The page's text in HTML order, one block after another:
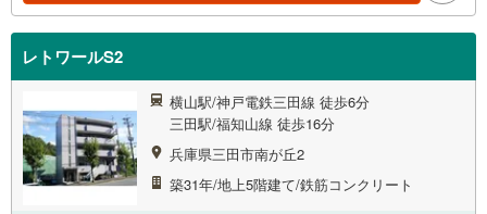
レトワールS2
横山駅/神戸電鉄三田線 徒歩6分
三田駅/福知山線 徒歩16分
兵庫県三田市南が丘2
築31年/地上5階建て/鉄筋コンクリート